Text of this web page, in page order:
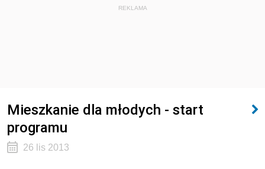
REKLAMA
Mieszkanie dla młodych - start
programu
26 lis 2013